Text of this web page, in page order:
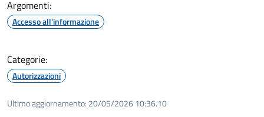
Argomenti:
Accesso all'informazione
Categorie:
Autorizzazioni
Ultimo aggiornamento: 20/05/2026 10:36.10